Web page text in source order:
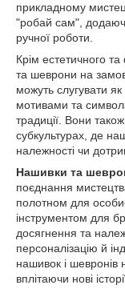
прикладному
"робай сам",
ручної роботи.
Крім естетичного
та шеврони на
можуть слугувати
мотивами та
традиції. Вони
субкультурах, де
належності чи
Нашивки та
поєднання
полотном для
інструментом для
досягнення та
персоналізацію й
нашивок і шевронів
вплітаючи нові